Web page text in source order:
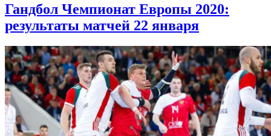
Гандбол Чемпионат Европы 2020:
результаты матчей 22 января